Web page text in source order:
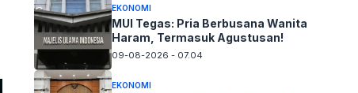
EKONOMI
MUI Tegas: Pria Berbusana Wanita
Haram, Termasuk Agustusan!
09-08-2026 - 07.04
EKONOMI